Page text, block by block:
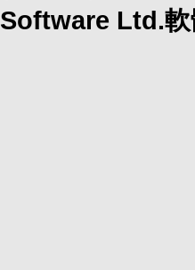
Software Ltd.軟